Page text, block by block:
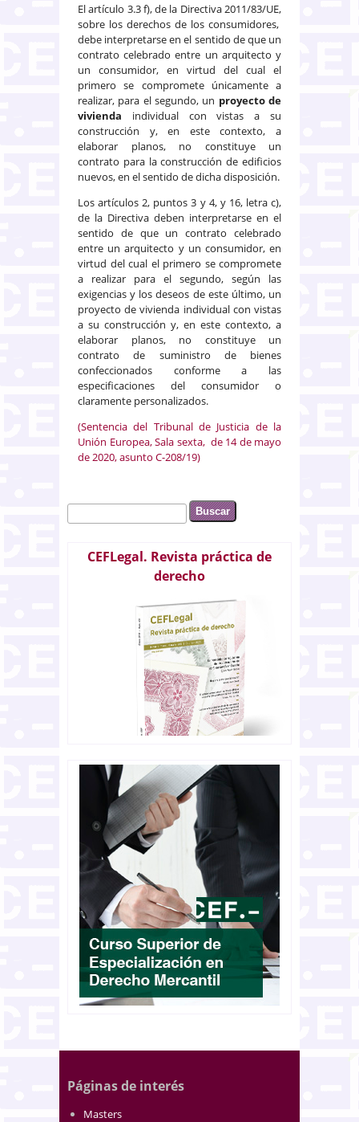
El artículo 3.3 f), de la Directiva 2011/83/UE,
sobre los derechos de los consumidores,
debe interpretarse en el sentido de que un
contrato celebrado entre un arquitecto y
un consumidor, en virtud del cual el
primero se compromete únicamente a
realizar, para el segundo, un proyecto de
vivienda individual con vistas a su
construcción y, en este contexto, a
elaborar planos, no constituye un
contrato para la construcción de edificios
nuevos, en el sentido de dicha disposición.
Los artículos 2, puntos 3 y 4, y 16, letra c),
de la Directiva deben interpretarse en el
sentido de que un contrato celebrado
entre un arquitecto y un consumidor, en
virtud del cual el primero se compromete
a realizar para el segundo, según las
exigencias y los deseos de este último, un
proyecto de vivienda individual con vistas
a su construcción y, en este contexto, a
elaborar planos, no constituye un
contrato de suministro de bienes
confeccionados conforme a las
especificaciones del consumidor o
claramente personalizados.
(Sentencia del Tribunal de Justicia de la
Unión Europea, Sala sexta, de 14 de mayo
de 2020, asunto C-208/19)
Formulario de búsqueda
Buscar
CEFLegal. Revista práctica de
derecho
Páginas de interés
Masters